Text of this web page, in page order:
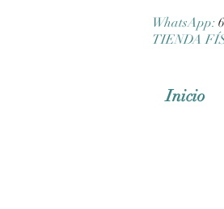
WhatsApp:
TIENDA
Inicio